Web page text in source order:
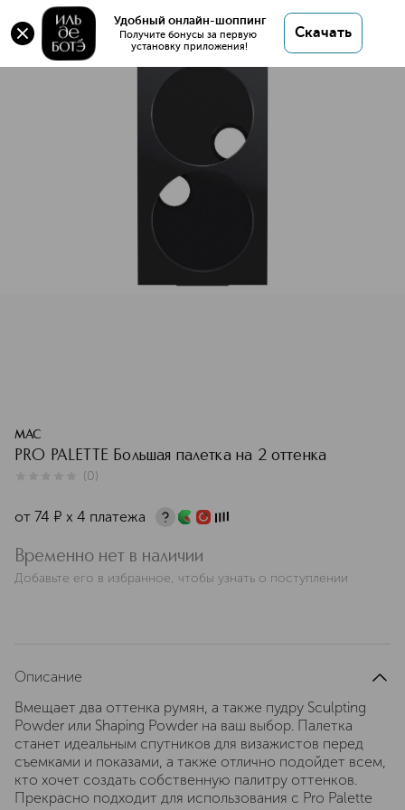
Удобный онлайн-шоппинг
Получите бонусы за первую
установку приложения!
Скачать
PRO PALETTE Большая палетка на 2 оттенка
PRO PALETTE Большая палетка на 2 оттенка
MAC
PRO PALETTE Большая палетка на 2 оттенка
(0)
от 74 ¤ х 4 платежа
Временно нет в наличии
Добавьте его в избранное, чтобы узнать о поступлении
Описание
Вмещает два оттенка румян, а также пудру Sculpting
Powder или Shaping Powder на ваш выбор. Палетка
станет идеальным спутников для визажистов перед
съемками и показами, а также отлично подойдет всем,
кто хочет создать собственную палитру оттенков.
Прекрасно подходит для использования с Pro Palette